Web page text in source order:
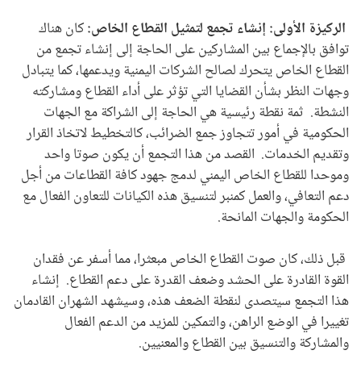
الركيزة الأولى: إنشاء تجمع لتمثيل القطاع الخاص:كان هناك
توافق بالإجماع بين المشاركين على الحاجة إلى إنشاء تجمع من
القطاع الخاص يتحرك لصالح الشركات اليمنية ويدعمها، كما يتبادل
وجهات النظر بشأن القضايا التي تؤثر على أداء القطاع ومشاركته
النشطة. ثمة نقطة رئيسية هي الحاجة إلى الشراكة مع الجهات
الحكومية في أمور تتجاوز جمع الضرائب، كالتخطيط لاتخاذ القرار
وتقديم الخدمات. القصد من هذا التجمع أن يكون صوتا واحد
وموحدا للقطاع الخاص اليمني لدمج جهود كافة القطاعات من أجل
دعم التعافي، والعمل كمنبر لتنسيق هذه الكيانات للتعاون الفعال مع
الحكومة والجهات المانحة.
قبل ذلك، كان صوت القطاع الخاص مبعثرا، مما أسفر عن فقدان
القوة القادرة على الحشد وضعف القدرة على دعم القطاع. إنشاء
هذا التجمع سيتصدى لنقطة الضعف هذه، وسيشهد الشهران القادمان
تغييرا في الوضع الراهن، والتمكين للمزيد من الدعم الفعال
والمشاركة والتنسيق بين القطاع والمعنيين.